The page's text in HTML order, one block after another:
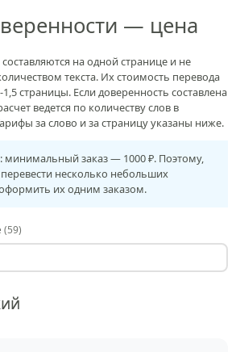
— цена
на одной странице и не
текста. Их стоимость перевода
страницы. Если доверенность составлена
ведется по количеству слов в
за слово и за страницу указаны ниже.
минимальный заказ — 1000 ₽. Поэтому,
несколько небольших
их одним заказом.
(59)